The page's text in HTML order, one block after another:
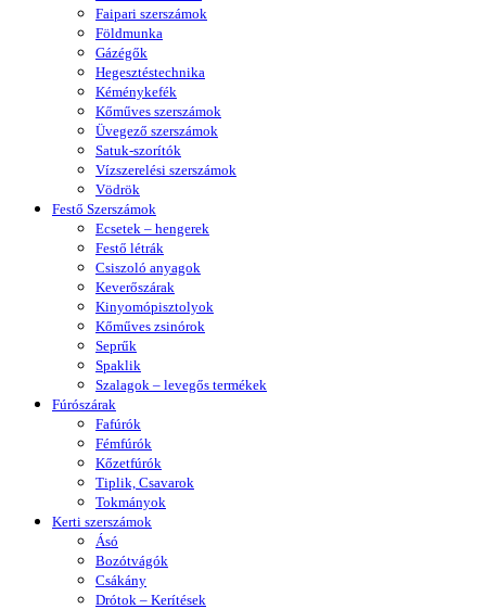
Faipari szerszámok
Földmunka
Gázégők
Hegesztéstechnika
Kéménykefék
Kőműves szerszámok
Üvegező szerszámok
Satuk-szorítók
Vízszerelési szerszámok
Vödrök
Festő Szerszámok
Ecsetek – hengerek
Festő létrák
Csiszoló anyagok
Keverőszárak
Kinyomópisztolyok
Kőműves zsinórok
Seprűk
Spaklik
Szalagok – levegős termékek
Fúrószárak
Fafúrók
Fémfúrók
Kőzetfúrók
Tiplik, Csavarok
Tokmányok
Kerti szerszámok
Ásó
Bozótvágók
Csákány
Drótok – Kerítések